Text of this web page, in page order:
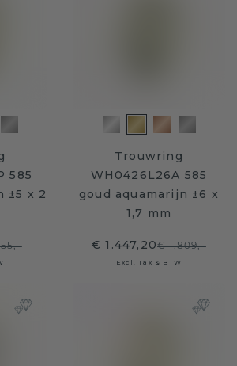
585
±5 x 2
Trouwring
WH0426L26A 585
goud aquamarijn ±6 x
1,7 mm
€ 1.447,20€ 1.809,-
Excl. Tax & BTW